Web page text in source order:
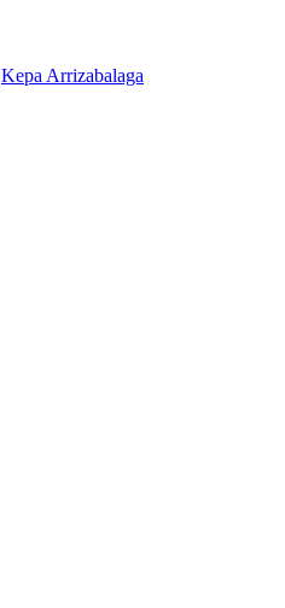
Kepa Arrizabalaga